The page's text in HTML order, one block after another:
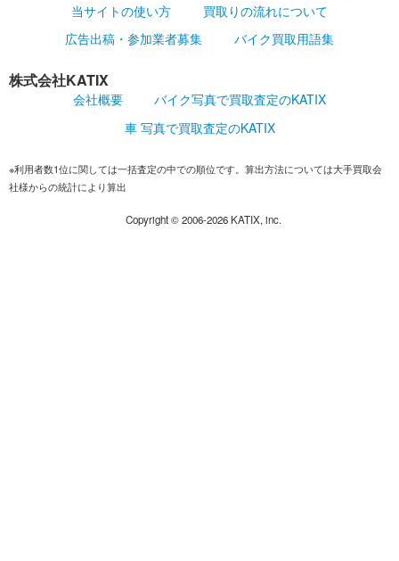
当サイトの使い方
買取りの流れについて
広告出稿・参加業者募集
バイク買取用語集
株式会社KATIX
会社概要
バイク写真で買取査定のKATIX
車 写真で買取査定のKATIX
※利用者数1位に関しては一括査定の中での順位です。算出方法については大手買取会
社様からの統計により算出
Copyright ©2006-2026KATIX, inc.